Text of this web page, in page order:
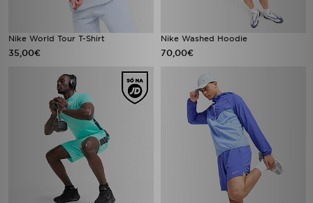
Nike World Tour T-Shirt
35,00€
Nike Washed Hoodie
70,00€